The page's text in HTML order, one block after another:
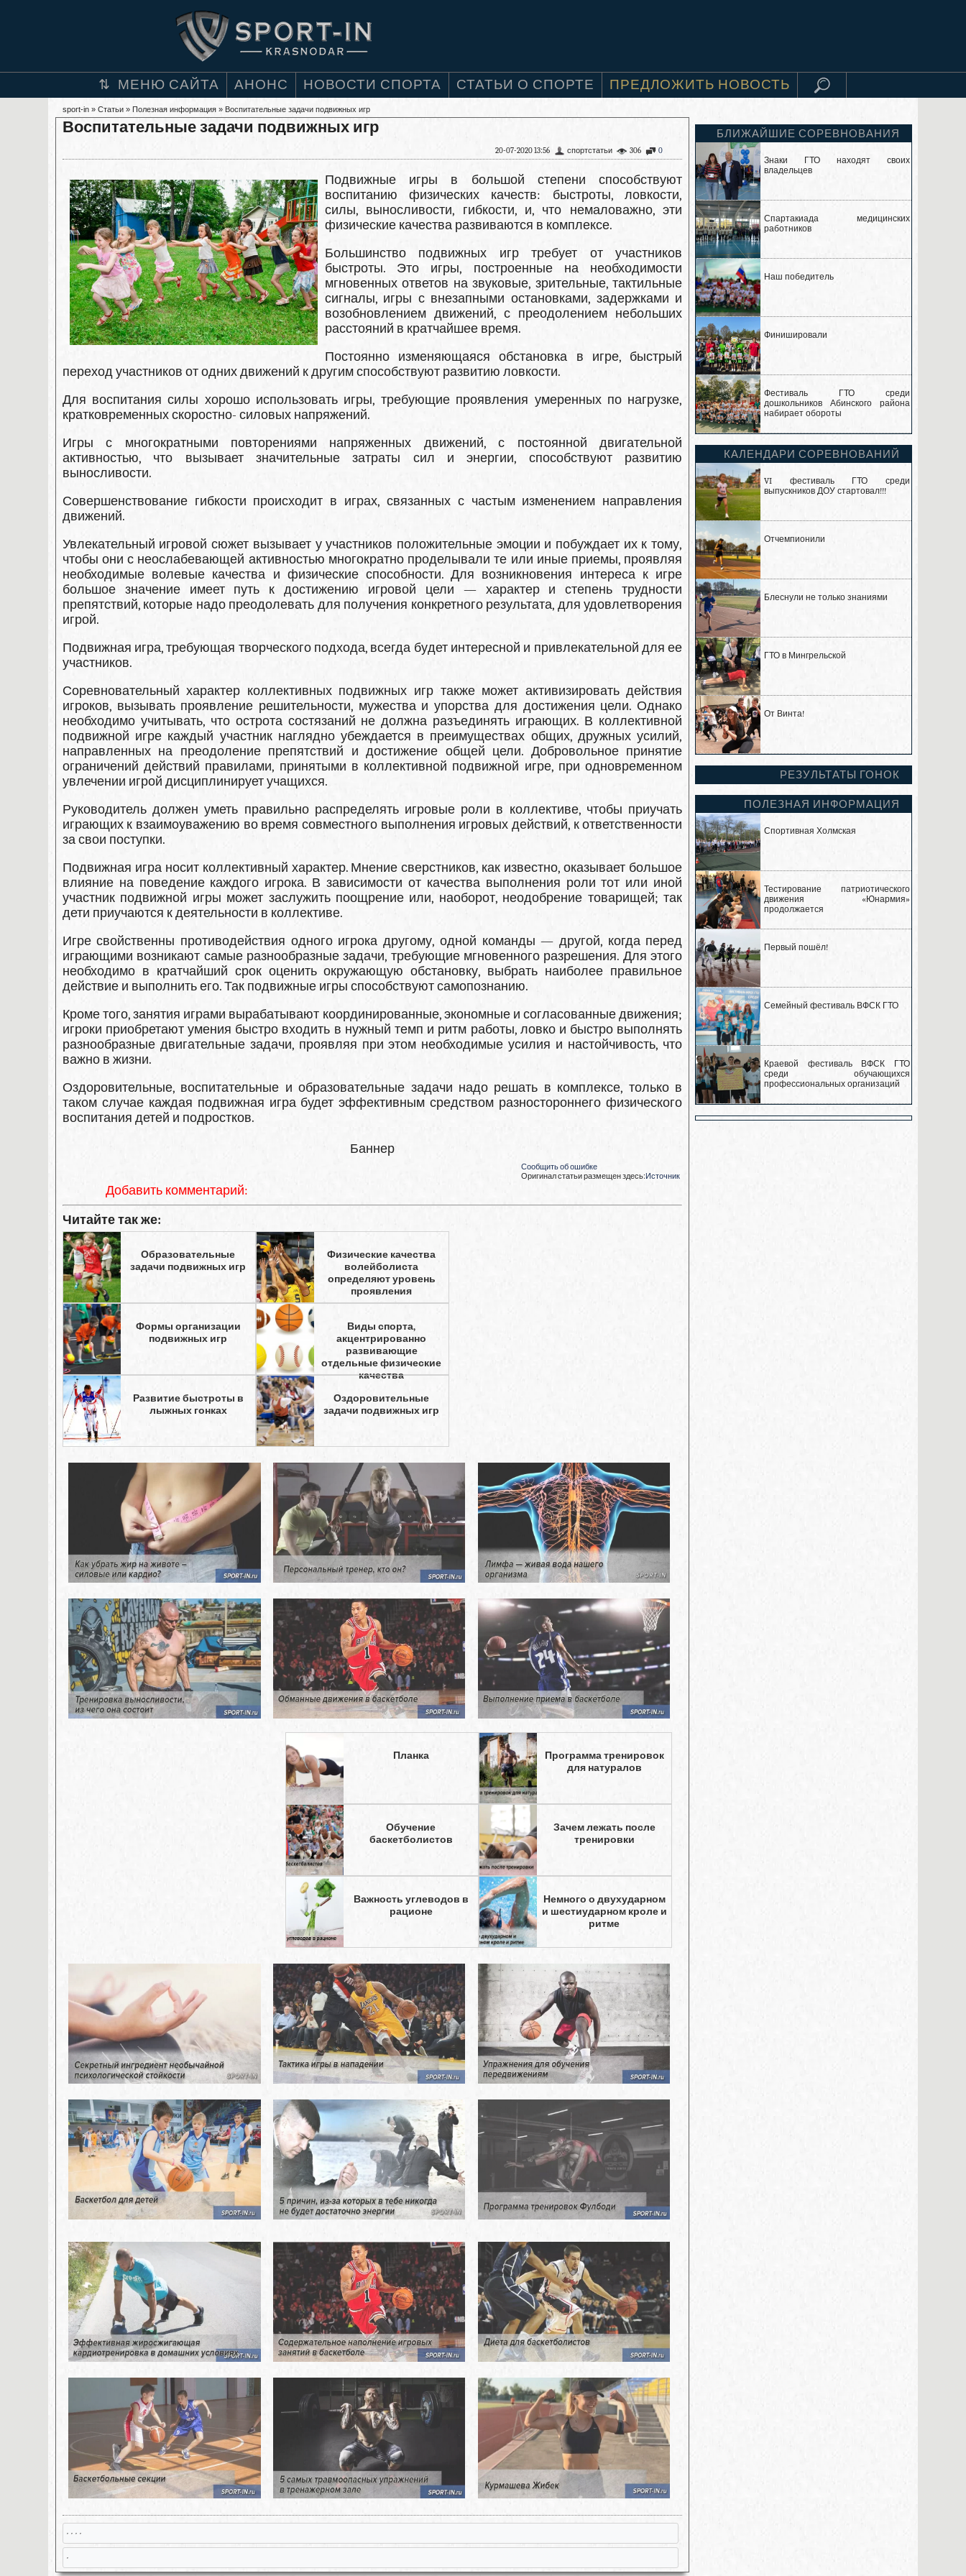
МЕНЮ САЙТА АНОНС НОВОСТИ СПОРТА СТАТЬИ О СПОРТЕ ПРЕДЛОЖИТЬ НОВОСТЬ
sport-in » Статьи » Полезная информация » Воспитательные задачи подвижных игр
Воспитательные задачи подвижных игр
0
306
спортстатьи
20-07-2020 13:56
Подвижные игры в большой степени способствуют
воспита­нию физических качеств: быстроты, ловкости,
силы, выносливо­сти, гибкости, и, что немаловажно, эти
физические качества раз­виваются в комплексе.
Большинство подвижных игр требует от участников
быстроты. Это игры, построенные на необходимости
мгновенных ответов на звуковые, зрительные, тактильные
сигналы, игры с внезапными остановками, задержками и
возобновлением движений, с пре­одолением небольших
расстояний в кратчайшее время.
Постоянно изменяющаяся обстановка в игре, быстрый
пере­ход участников от одних движений к другим способствуют разви­тию ловкости.
Для воспитания силы хорошо использовать игры, требующие проявления умеренных по нагрузке,
кратковременных скоростно- силовых напряжений.
Игры с многократными повторениями напряженных движений, с постоянной двигательной
активностью, что вызывает значитель­ные затраты сил и энергии, способствуют развитию
выносливости.
Совершенствование гибкости происходит в играх, связанных с частым изменением направления
движений.
Увлекательный игровой сюжет вызывает у участников поло­жительные эмоции и побуждает их к тому,
чтобы они с неослабе­вающей активностью многократно проделывали те или иные при­емы, проявляя
необходимые волевые качества и физические способности. Для возникновения интереса к игре
большое значе­ние имеет путь к достижению игровой цели — характер и степень трудности
препятствий, которые надо преодолевать для получе­ния конкретного результата, для удовлетворения
игрой.
Подвижная игра, требующая творческого подхода, всегда бу­дет интересной и привлекательной для ее
участников.
Соревновательный характер коллективных подвижных игр так­же может активизировать действия
игроков, вызывать проявле­ние решительности, мужества и упорства для достижения цели. Однако
необходимо учитывать, что острота состязаний не долж­на разъединять играющих. В коллективной
подвижной игре каж­дый участник наглядно убеждается в преимуществах общих, друж­ных усилий,
направленных на преодоление препятствий и достижение общей цели. Добровольное принятие
ограничений действий правилами, принятыми в коллективной подвижной игре, при одновременном
увлечении игрой дисциплинирует учащихся.
Руководитель должен уметь правильно распределять игровые роли в коллективе, чтобы приучать
играющих к взаимоуважению во время совместного выполнения игровых действий, к ответствен­ности
за свои поступки.
Подвижная игра носит коллективный характер. Мнение свер­стников, как известно, оказывает большое
влияние на поведение каждого игрока. В зависимости от качества выполнения роли тот или иной
участник подвижной игры может заслужить поощрение или, наоборот, неодобрение товарищей; так
дети приучаются к деятельности в коллективе.
Игре свойственны противодействия одного игрока другому, одной команды — другой, когда перед
играющими возникают са­мые разнообразные задачи, требующие мгновенного разрешения. Для этого
необходимо в кратчайший срок оценить окружающую обстановку, выбрать наиболее правильное
действие и выполнить его. Так подвижные игры способствуют самопознанию.
Кроме того, занятия играми вырабатывают координированные, экономные и согласованные движения;
игроки приобретают уме­ния быстро входить в нужный темп и ритм работы, ловко и быст­ро выполнять
разнообразные двигательные задачи, проявляя при этом необходимые усилия и настойчивость, что
важно в жизни.
Оздоровительные, воспитательные и образовательные задачи надо решать в комплексе, только в
таком случае каждая подвиж­ная игра будет эффективным средством разностороннего физи­ческого
воспитания детей и подростков.
Баннер
Сообщить об ошибке
Оригинал статьи размещен здесь:Источник
Добавить комментарий:
Читайте так же:
Образовательные
задачи подвижных игр
Физические качества
волейболиста
определяют уровень
проявления
Формы организации
подвижных игр
Виды спорта,
акцентрированно
развивающие
отдельные физические
качества
Развитие быстроты в
лыжных гонках
Оздоровительные
задачи подвижных игр
Планка
Программа тренировок
для натуралов
Обучение
баскетболистов
Зачем лежать после
тренировки
Важность углеводов в
рационе
Немного о двухударном
и шестиударном кроле и
ритме
БЛИЖАЙШИЕ СОРЕВНОВАНИЯ
Знаки ГТО находят своих
владельцев
Спартакиада медицинских
работников
Наш победитель
Финишировали
Фестиваль ГТО среди
дошкольников Абинского района
набирает обороты
КАЛЕНДАРИ СОРЕВНОВАНИЙ
VI фестиваль ГТО среди
выпускников ДОУ стартовал!!!
Отчемпионили
Блеснули не только знаниями
ГТО в Мингрельской
От Винта!
РЕЗУЛЬТАТЫ ГОНОК
ПОЛЕЗНАЯ ИНФОРМАЦИЯ
Спортивная Холмская
Тестирование патриотического
движения «Юнармия»
продолжается
Первый пошёл!
Семейный фестиваль ВФСК ГТО
Краевой фестиваль ВФСК ГТО
среди обучающихся
профессиональных организаций